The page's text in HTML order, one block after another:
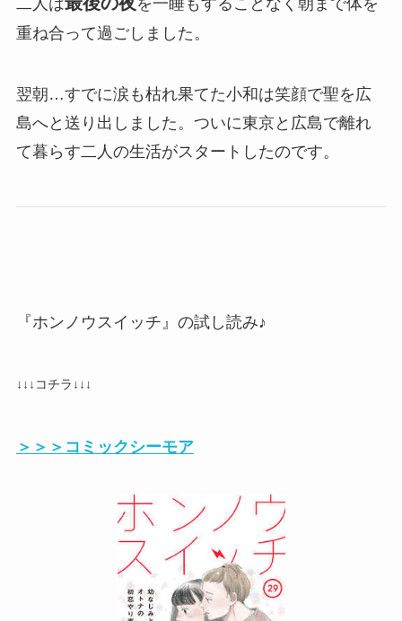
二人は
を一睡もすることなく朝まで体を
重ね合って過ごしました。
翌朝…すでに涙も枯れ果てた小和は笑顔で聖を広
島へと送り出しました。ついに東京と広島で離れ
て暮らす二人の生活がスタートしたのです。
『ホンノウスイッチ』の試し読み♪
↓↓↓コチラ↓↓↓
＞＞＞コミックシーモア